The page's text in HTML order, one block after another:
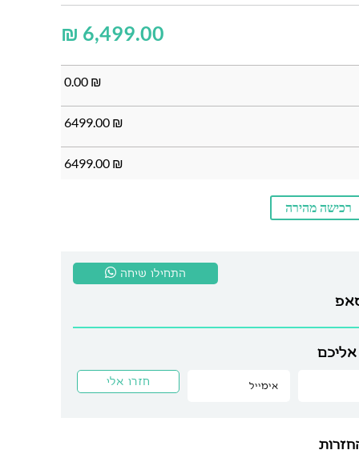
₪
₪
0.00
₪
6499.00
₪
6499.00
רכישה מהירה
התחילו שיחה
אליכם